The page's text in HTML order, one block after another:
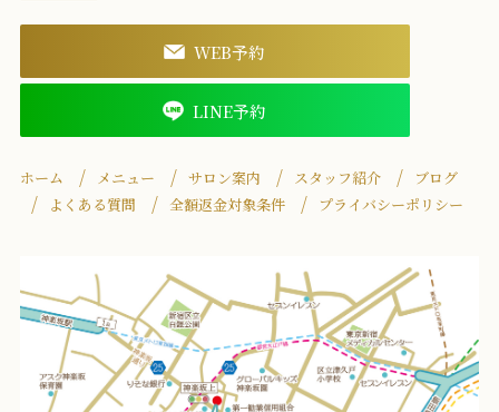
WEB予約
LINE予約
ホーム メニュー サロン案内 スタッフ紹介
ブログ
よくある質問
全額返金対象条件 プライバシーポリシー